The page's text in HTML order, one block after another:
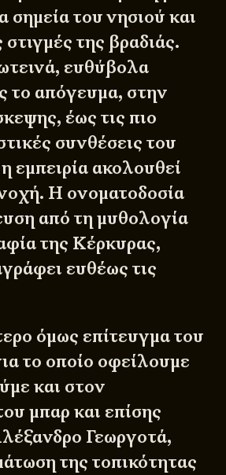
σημεία του νησιού και
στιγμές της βραδιάς.
ευθύβολα
το απόγευμα, στην
έως τις πιο
συνθέσεις του
εμπειρία ακολουθεί
Η ονοματοδοσία
από τη μυθολογία
της Κέρκυρας,
ευθέως τις
όμως επίτευγμα του
το οποίο οφείλουμε
και στον
μπαρ και επίσης
Γεωργοτά,
της τοπικότητας